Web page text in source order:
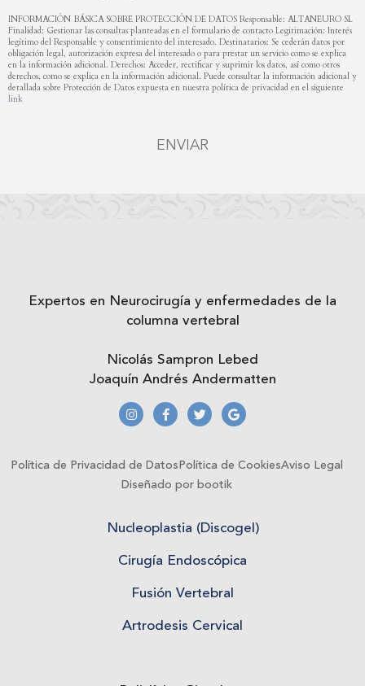
INFORMACIÓN BÁSICA SOBRE PROTECCIÓN DE DATOS Responsable: ALTANEURO SL
Finalidad: Gestionar las consultas planteadas en el formulario de contacto Legitimación: Interés
legítimo del Responsable y consentimiento del interesado. Destinatarios: Se cederán datos por
obligación legal, autorización expresa del interesado o para prestar un servicio como se explica
en la información adicional. Derechos: Acceder, rectificar y suprimir los datos, así como otros
derechos, como se explica en la información adicional. Puede consultar la información adicional y
detallada sobre Protección de Datos expuesta en nuestra política de privacidad en el siguiente
link
ENVIAR
Expertos en Neurocirugía y enfermedades de la
columna vertebral
Nicolás Sampron Lebed
Joaquín Andrés Andermatten
Política de Privacidad de Datos Política de CookiesAviso Legal
Diseñado por bootik
Nucleoplastia (Discogel)
Cirugía Endoscópica
Fusión Vertebral
Artrodesis Cervical